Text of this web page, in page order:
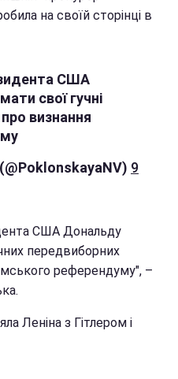
на своїй сторінці в
США
свої гучні
визнання
9
США Дональду
передвиборних
референдуму", –
Леніна з Гітлером і